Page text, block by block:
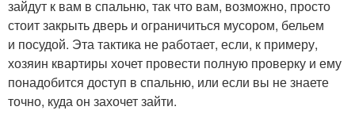
зайдут к вам в спальню, так что вам, возможно, просто
стоит закрыть дверь и ограничиться мусором, бельем
и посудой. Эта тактика не работает, если, к примеру,
хозяин квартиры хочет провести полную проверку и ему
понадобится доступ в спальню, или если вы не знаете
точно, куда он захочет зайти.